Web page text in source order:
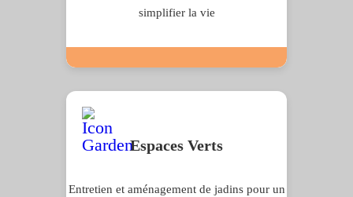
simplifier la vie
Espaces Verts
Entretien et aménagement de jadins pour un